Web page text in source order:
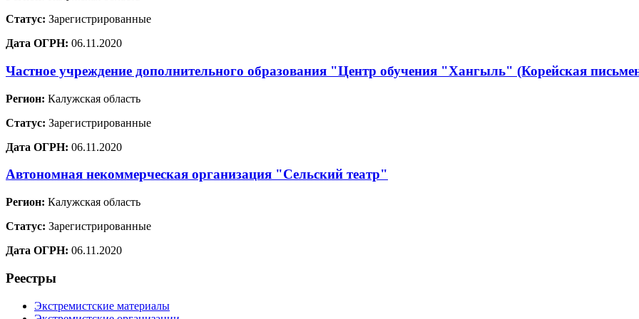
Статус: Зарегистрированные
Дата ОГРН: 06.11.2020
Частное учреждение дополнительного образования "Центр обучения "Хангыль" (Корейская
Регион: Калужская область
Статус: Зарегистрированные
Дата ОГРН: 06.11.2020
Автономная некоммерческая организация "Сельский театр"
Регион: Калужская область
Статус: Зарегистрированные
Дата ОГРН: 06.11.2020
Реестры
Экстремистские материалы